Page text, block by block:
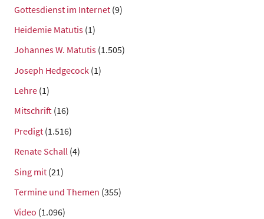
Gottesdienst im Internet (9)
Heidemie Matutis (1)
Johannes W. Matutis (1.505)
Joseph Hedgecock (1)
Lehre (1)
Mitschrift (16)
Predigt (1.516)
Renate Schall (4)
Sing mit (21)
Termine und Themen (355)
Video (1.096)